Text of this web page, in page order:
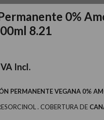
0%
8.21
Incl.
PERMANENTE VEGANA 0%
. COBERTURA DE